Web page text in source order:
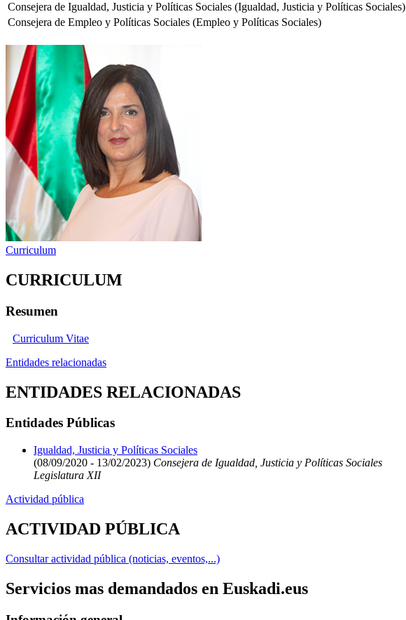
Consejera de Igualdad, Justicia y Políticas Sociales (Igualdad, Justicia y Políticas Sociales)
Consejera de Empleo y Políticas Sociales (Empleo y Políticas Sociales)
Curriculum
CURRICULUM
Resumen
Curriculum Vitae
Entidades relacionadas
ENTIDADES RELACIONADAS
Entidades Públicas
Igualdad, Justicia y Políticas Sociales
(08/09/2020 - 13/02/2023) Consejera de Igualdad, Justicia y Políticas Sociales
Legislatura XII
Actividad pública
ACTIVIDAD PÚBLICA
Consultar actividad pública (noticias, eventos,...)
Servicios mas demandados en Euskadi.eus